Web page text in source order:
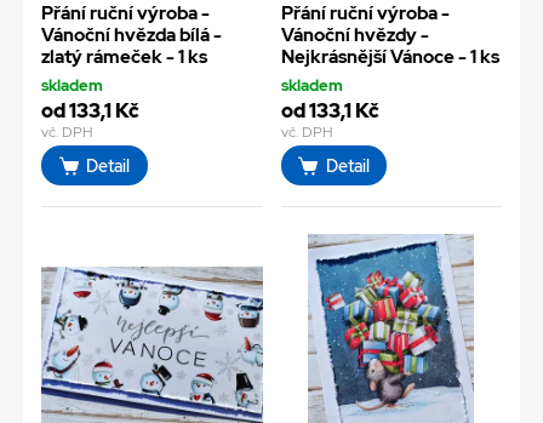
Přání ruční výroba -
Vánoční hvězda bílá -
zlatý rámeček - 1 ks
skladem
od 133,1 Kč
vč. DPH
Detail
Přání ruční výroba -
Vánoční hvězdy -
Nejkrásnější Vánoce - 1 ks
skladem
od 133,1 Kč
vč. DPH
Detail